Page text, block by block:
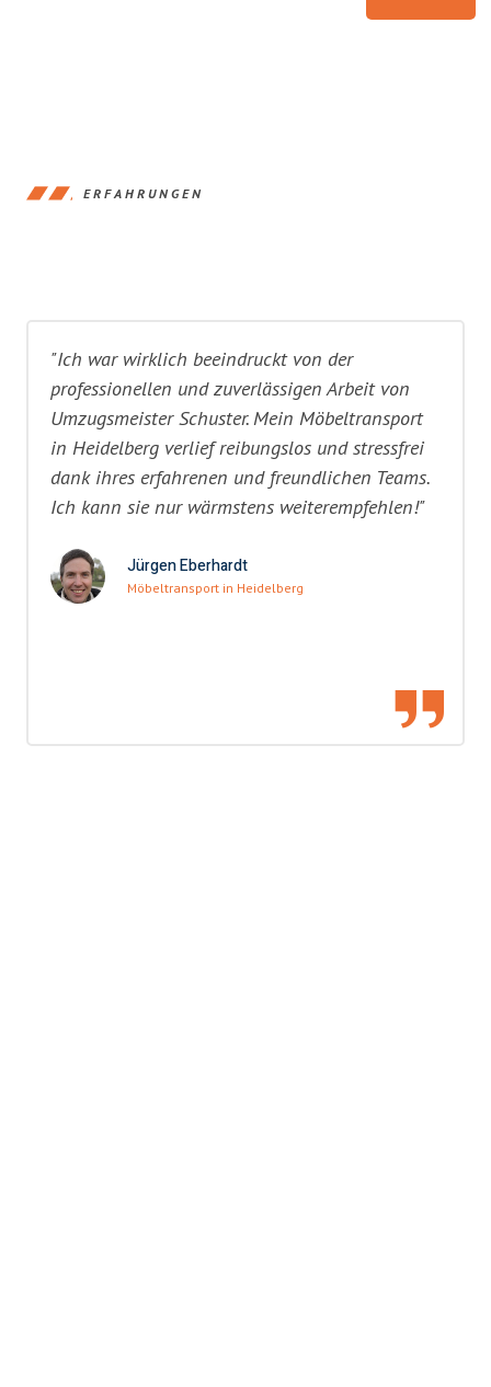
ERFAHRUNGEN
"Ich war wirklich beeindruckt von der
professionellen und zuverlässigen Arbeit von
Umzugsmeister Schuster. Mein Möbeltransport
in Heidelberg verlief reibungslos und stressfrei
dank ihres erfahrenen und freundlichen Teams.
Ich kann sie nur wärmstens weiterempfehlen!"
Jürgen Eberhardt
Möbeltransport in Heidelberg